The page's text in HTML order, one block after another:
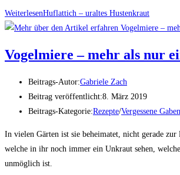
WeiterlesenHuflattich – uraltes Hustenkraut
Vogelmiere – mehr als nur
Beitrags-Autor:Gabriele Zach
Beitrag veröffentlicht:8. März 2019
Beitrags-Kategorie:Rezepte/Vergessene
In vielen Gärten ist sie beheimatet, nicht gerade zur
welche in ihr noch immer ein Unkraut sehen,
unmöglich ist.